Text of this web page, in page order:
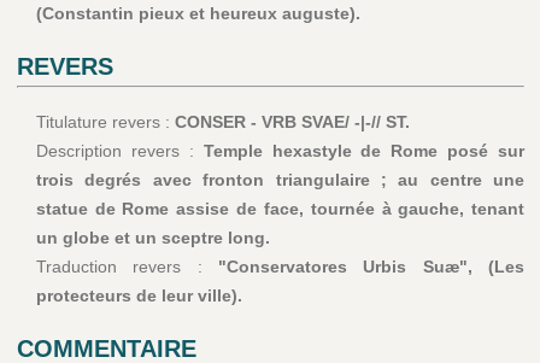
(Constantin pieux et heureux auguste).
REVERS
Titulature revers : CONSER - VRB SVAE/ -|-// ST.
Description revers : Temple hexastyle de Rome posé sur
trois degrés avec fronton triangulaire ; au centre une
statue de Rome assise de face, tournée à gauche, tenant
un globe et un sceptre long.
Traduction revers : "Conservatores Urbis Suæ", (Les
protecteurs de leur ville).
COMMENTAIRE